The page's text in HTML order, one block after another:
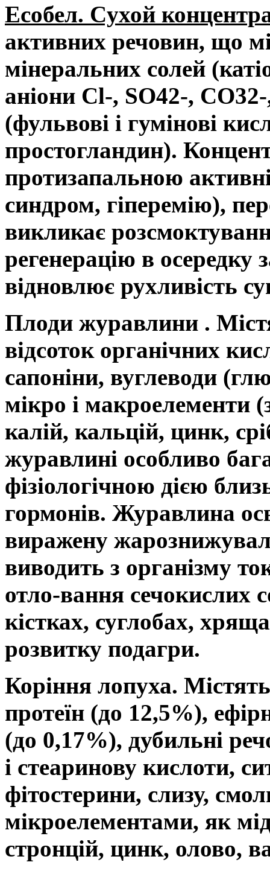
Есобел. Cухой
активних речовин, що
мінеральних солей
аніони Cl-, SO42-,
(фульвові і гумінові
простогландин).
протизапальною
синдром, гіперемію),
викликає
регенерацію в осередку
відновлює рухливість
Плоди журавлини .
відсоток органічних
сапоніни, вуглеводи
мікро і макроелементи
калій, кальцій, цинк,
журавлині особливо
фізіологічною дією
гормонів. Журавлина
виражену
виводить з організму
отло-вання сечокислих
кістках, суглобах,
розвитку подагри.
Коріння лопуха.
протеїн (до 12,5%),
(до 0,17%), дубильні
і стеаринову кислоти,
фітостерини, слизу,
мікроелементами, як
стронцій, цинк, олово,